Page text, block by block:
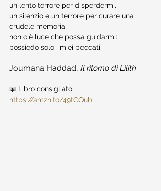
un lento terrore per disperdermi,
un silenzio e un terrore per curare una
crudele memoria
non c'è luce che possa guidarmi:
possiedo solo i miei peccati.
Joumana Haddad, Il ritorno di Lilith
📖 Libro consigliato:
https://amzn.to/49tCQub